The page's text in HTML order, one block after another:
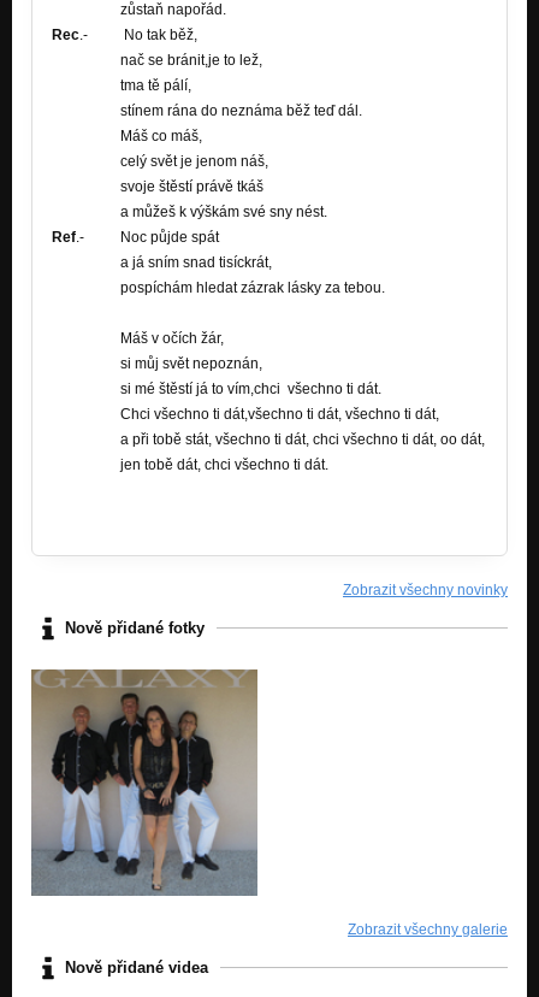
zůstaň napořád.
Rec .- No tak běž,
nač se bránit,je to lež,
tma tě pálí,
stínem rána do neznáma běž teď dál.
Máš co máš,
celý svět je jenom náš,
svoje štěstí právě tkáš
a můžeš k výškám své sny nést.
Ref .- Noc půjde spát
a já sním snad tisíckrát,
pospíchám hledat zázrak lásky za tebou.
Máš v očích žár,
si můj svět nepoznán,
si mé štěstí já to vím,chci všechno ti dát.
Chci všechno ti dát,všechno ti dát, všechno ti dát,
a při tobě stát, všechno ti dát, chci všechno ti dát, oo dát,
jen tobě dát, chci všechno ti dát.
Zobrazit všechny novinky
Nově přidané fotky
Zobrazit všechny galerie
Nově přidané videa